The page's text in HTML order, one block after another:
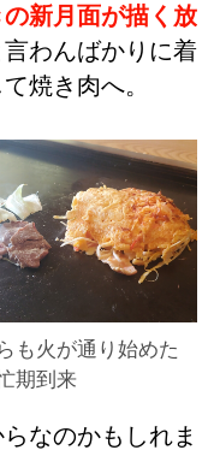
の新月面が描く放
言わんばかりに着
焼き肉へ。
も火が通り始めた
期到来
なのかもしれま